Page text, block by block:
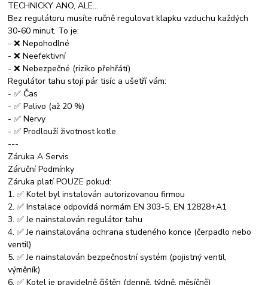
TECHNICKY ANO, ALE...
Bez regulátoru musíte ručně regulovat klapku vzduchu každých
30-60 minut. To je:
- ❌ Nepohodlné
- ❌ Neefektivní
- ❌ Nebezpečné (riziko přehřátí)
Regulátor tahu stojí pár tisíc a ušetří vám:
- ✅ Čas
- ✅ Palivo (až 20 %)
- ✅ Nervy
- ✅ Prodlouží životnost kotle
---
Záruka A Servis
Záruční Podmínky
Záruka platí POUZE pokud:
1. ✅ Kotel byl instalován autorizovanou firmou
2. ✅ Instalace odpovídá normám EN 303-5, EN 12828+A1
3. ✅ Je nainstalován regulátor tahu
4. ✅ Je nainstalována ochrana studeného konce (čerpadlo nebo
ventil)
5. ✅ Je nainstalován bezpečnostní systém (pojistný ventil,
výměník)
6. ✅ Kotel je pravidelně čištěn (denně, týdně, měsíčně)